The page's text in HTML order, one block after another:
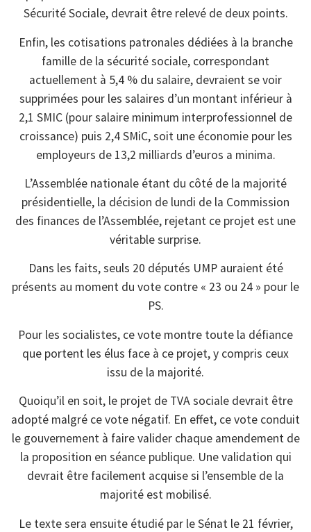
Sécurité Sociale, devrait être relevé de deux points.
Enfin, les cotisations patronales dédiées à la branche
famille de la sécurité sociale, correspondant
actuellement à 5,4 % du salaire, devraient se voir
supprimées pour les salaires d’un montant inférieur à
2,1 SMIC (pour salaire minimum interprofessionnel de
croissance) puis 2,4 SMiC, soit une économie pour les
employeurs de 13,2 milliards d’euros a minima.
L’Assemblée nationale étant du côté de la majorité
présidentielle, la décision de lundi de la Commission
des finances de l’Assemblée, rejetant ce projet est une
véritable surprise.
Dans les faits, seuls 20 députés UMP auraient été
présents au moment du vote contre « 23 ou 24 » pour le
PS.
Pour les socialistes, ce vote montre toute la défiance
que portent les élus face à ce projet, y compris ceux
issu de la majorité.
Quoiqu’il en soit, le projet de TVA sociale devrait être
adopté malgré ce vote négatif. En effet, ce vote conduit
le gouvernement à faire valider chaque amendement de
la proposition en séance publique. Une validation qui
devrait être facilement acquise si l’ensemble de la
majorité est mobilisé.
Le texte sera ensuite étudié par le Sénat le 21 février,